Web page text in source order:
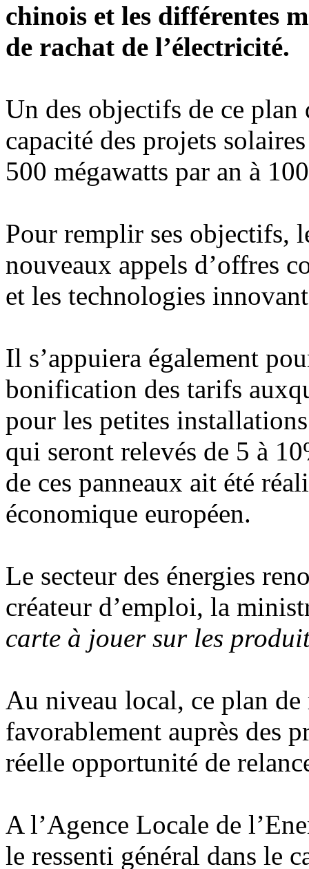
chinois et les différentes
de rachat de l’électricité.
Un des objectifs de ce plan
capacité des projets
500 mégawatts par an à
Pour remplir ses objectifs,
nouveaux appels d’offres
et les technologies
Il s’appuiera également
bonification des tarifs
pour les petites
qui seront relevés de 5 à
de ces panneaux ait été
économique européen.
Le secteur des énergies
créateur d’emploi, la
carte à jouer sur les
Au niveau local, ce plan
favorablement auprès des
réelle opportunité de
A l’Agence Locale de
le ressenti général dans le